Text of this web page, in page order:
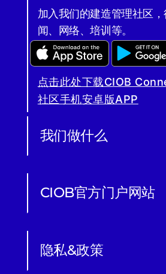
加入我们的建造管理社区
闻、网络、培训等。
点击此处下载CIOB
社区手机安卓版APP
我们做什么
CIOB官方门户网站
隐私&政策